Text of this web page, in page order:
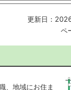
更新日：
ペ
、地域にお住ま